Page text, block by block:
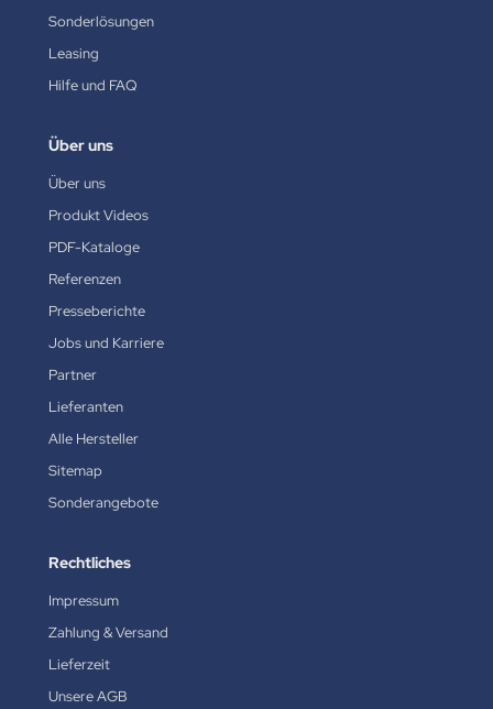
Sonderlösungen
Leasing
Hilfe und FAQ
Über uns
Über uns
Produkt Videos
PDF-Kataloge
Referenzen
Presseberichte
Jobs und Karriere
Partner
Lieferanten
Alle Hersteller
Sitemap
Sonderangebote
Rechtliches
Impressum
Zahlung & Versand
Lieferzeit
Unsere AGB